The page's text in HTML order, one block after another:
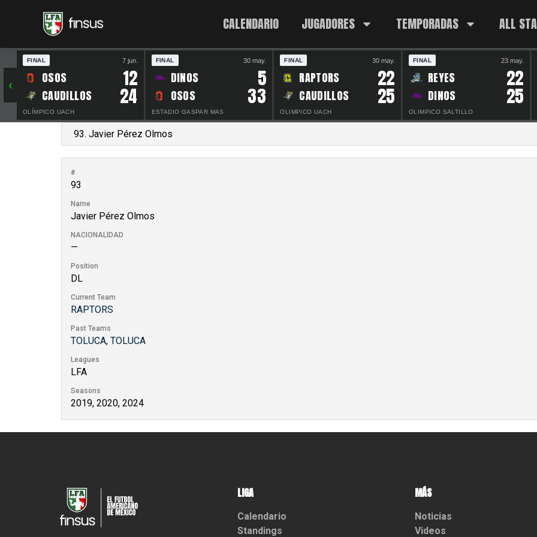
CALENDARIO JUGADORES TEMPORADAS ALL
‹
FINAL 7 jun.
OSOS 12
CAUDILLOS 24
OLÍMPICO UACH
FINAL 30 may.
DINOS 5
OSOS 33
ESTADIO GASPAR MAS
FINAL 30 may.
RAPTORS 22
CAUDILLOS 25
OLIMPICO UACH
FINAL 23 may.
REYES 22
DINOS 25
OLIMPICO SALTILLO
#
93
Name
Javier Pérez Olmos
NACIONALIDAD
—
Position
DL
Current Team
RAPTORS
Past Teams
TOLUCA, TOLUCA
Leagues
LFA
Seasons
2019, 2020, 2024
LIGA
Calendario
Standings
MÁS
Noticias
Videos